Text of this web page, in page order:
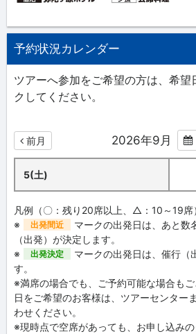
予約状況カレンダー
ツアーへ参加をご希望の方は、希望
クしてください。
前月 2026年9月
5(土)
凡例（〇：残り20席以上、△：10～19席
※
出発間近
マークの出発日は、あと数
（出発）が決定します。
※
出発決定
マークの出発日は、催行（
す。
※満席の場合でも、ご予約可能な場合も
日をご希望のお客様は、ツアーセンター
わせください。
※現時点で空席があっても、お申し込み